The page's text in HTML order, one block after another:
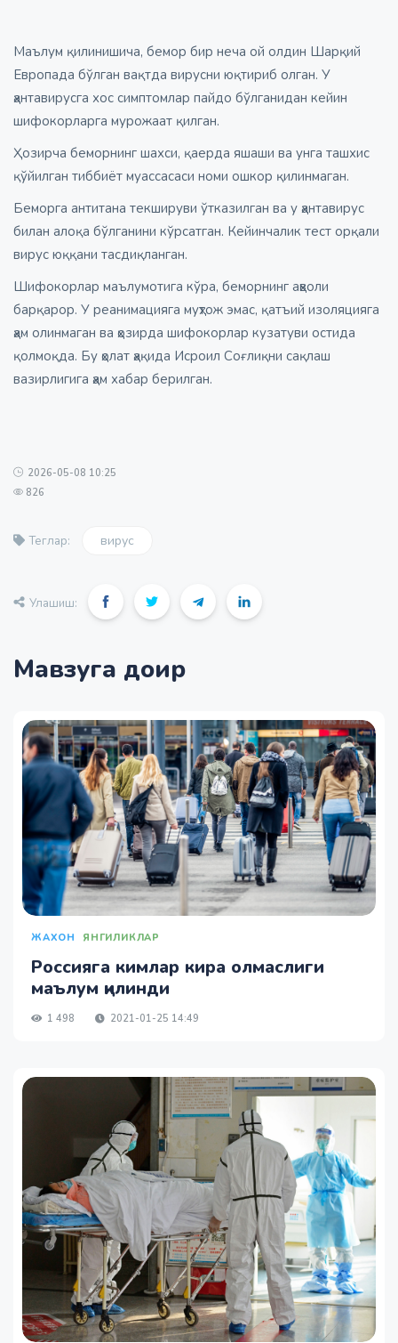
Маълум қилинишича, бемор бир неча ой олдин Шарқий
Европада бўлган вақтда вирусни юқтириб олган. У
ҳантавирусга хос симптомлар пайдо бўлганидан кейин
шифокорларга мурожаат қилган.
Ҳозирча беморнинг шахси, қаерда яшаши ва унга ташхис
қўйилган тиббиёт муассасаси номи ошкор қилинмаган.
Беморга антитана текшируви ўтказилган ва у ҳантавирус
билан алоқа бўлганини кўрсатган. Кейинчалик тест орқали
вирус юққани тасдиқланган.
Шифокорлар маълумотига кўра, беморнинг аҳволи
барқарор. У реанимацияга муҳтож эмас, қатъий изоляцияга
ҳам олинмаган ва ҳозирда шифокорлар кузатуви остида
қолмоқда. Бу ҳолат ҳақида Исроил Соғлиқни сақлаш
вазирлигига ҳам хабар берилган.
2026-05-08 10:25
826
Теглар: вирус
Улашиш:
Мавзуга доир
ЖАХОН ЯНГИЛИКЛАР
Россияга кимлар кира олмаслиги
маълум қилинди
1 498 2021-01-25 14:49